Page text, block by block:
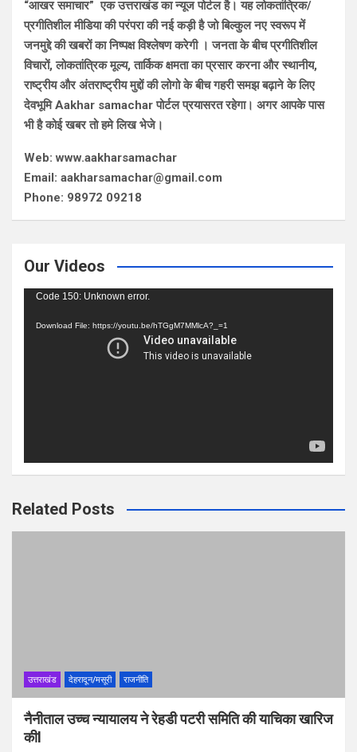
“आखर समाचार” एक उत्तराखंड का न्यूज पोर्टल है। यह लोकतांत्रिक/
प्रगीतिशील मीडिया की परंपरा की नई कड़ी है जो बिल्कुल नए स्वरूप में
जनमुद्दे की खबरों का निष्पक्ष विश्लेषण करेगी । जनता के बीच प्रगीतिशील
विचारों, लोकतांत्रिक मूल्य, तार्किक क्षमता का प्रसार करना और स्थानीय,
राष्ट्रीय और अंतराष्ट्रीय मुद्दों की लोगो के बीच गहरी समझ बढ़ाने के लिए
देवभूमि Aakhar samachar पोर्टल प्रयासरत रहेगा। अगर आपके पास
भी है कोई खबर तो हमे लिख भेजे।
Web: www.aakharsamachar
Email: aakharsamachar@gmail.com
Phone: 98972 09218
Our Videos
Video
Code 150: Unknown error.
Download File: https://youtu.be/hTGgM7MMlcA?_=1
Related Posts
उत्तराखंड देहरादून/मसूरी राजनीति
नैनीताल उच्च न्यायालय ने रेहडी पटरी समिति की याचिका खारिज
कीl